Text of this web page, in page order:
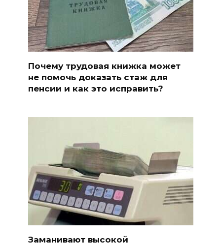
Почему трудовая книжка может
не помочь доказать стаж для
пенсии и как это исправить?
Заманивают высокой